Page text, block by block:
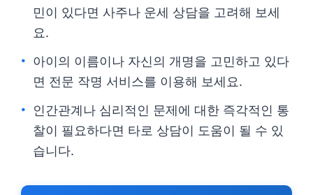
민이 있다면 사주나 운세 상담을 고려해 보세
요.
아이의 이름이나 자신의 개명을 고민하고 있다
면 전문 작명 서비스를 이용해 보세요.
인간관계나 심리적인 문제에 대한 즉각적인 통
찰이 필요하다면 타로 상담이 도움이 될 수 있
습니다.